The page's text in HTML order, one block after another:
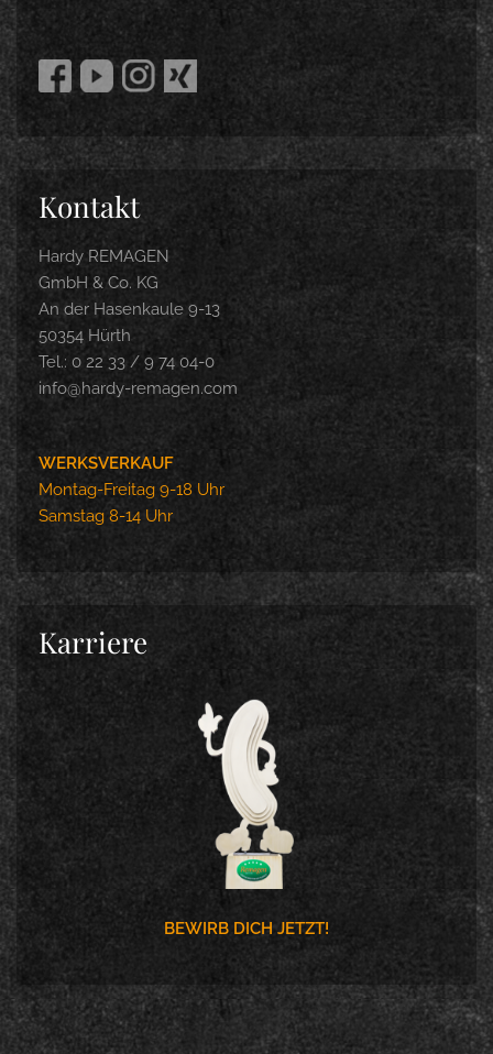
Kontakt
Hardy REMAGEN
GmbH & Co. KG
An der Hasenkaule 9-13
50354 Hürth
Tel.: 0 22 33 / 9 74 04-0
info@hardy-remagen.com
WERKSVERKAUF
Montag-Freitag 9-18 Uhr
Samstag 8-14 Uhr
Karriere
BEWIRB DICH JETZT!